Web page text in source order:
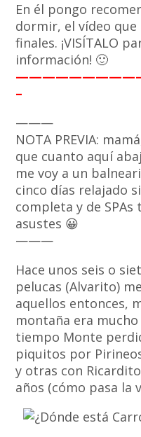
En él pongo
dormir, el vídeo
finales. ¡VISÍTALO
información! 🙂
–
———
NOTA PREVIA:
que cuanto aquí
me voy a un
cinco días relajado
completa y de
asustes 😀
———
Hace unos seis o
pelucas (Alvarito)
aquellos entonces,
montaña era
tiempo Monte
piquitos por
y otras con
años (cómo pasa la